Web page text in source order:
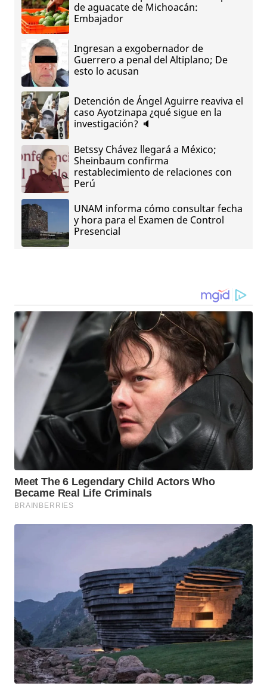
de aguacate de Michoacán:
Embajador
Ingresan a exgobernador de
Guerrero a penal del Altiplano; De
esto lo acusan
Detención de Ángel Aguirre reaviva el
caso Ayotzinapa ¿qué sigue en la
investigación? 🔈
Betssy Chávez llegará a México;
Sheinbaum confirma
restablecimiento de relaciones con
Perú
UNAM informa cómo consultar fecha
y hora para el Examen de Control
Presencial